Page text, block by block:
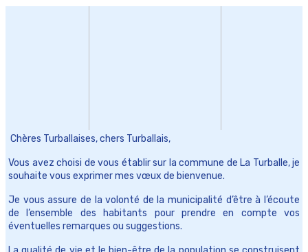
Chères Turballaises, chers Turballais,
Vous avez choisi de vous établir sur la commune de La Turballe, je
souhaite vous exprimer mes vœux de bienvenue.
Je vous assure de la volonté de la municipalité d’être à l’écoute
de l’ensemble des habitants pour prendre en compte vos
éventuelles remarques ou suggestions.